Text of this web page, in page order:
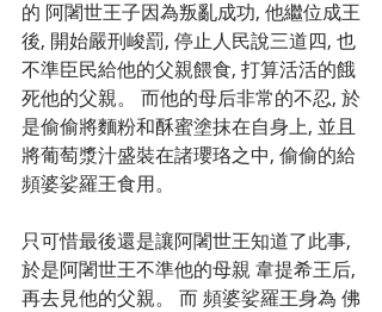
的 阿闍世王子因為叛亂成功, 他繼位成王
後, 開始嚴刑峻罰, 停止人民說三道四, 也
不準臣民給他的父親餵食, 打算活活的餓
死他的父親。 而他的母后非常的不忍, 於
是偷偷將麵粉和酥蜜塗抹在自身上, 並且
將葡萄漿汁盛裝在諸瓔珞之中, 偷偷的給
頻婆娑羅王食用。
只可惜最後還是讓阿闍世王知道了此事,
於是阿闍世王不準他的母親 韋提希王后,
再去見他的父親。 而 頻婆娑羅王身為 佛